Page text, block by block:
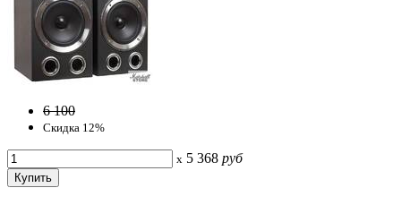
6 100
Скидка 12%
x 5 368 руб